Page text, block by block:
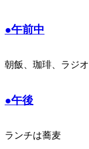
●午前中
朝飯、珈琲、ラジオ
●午後
ランチは蕎麦